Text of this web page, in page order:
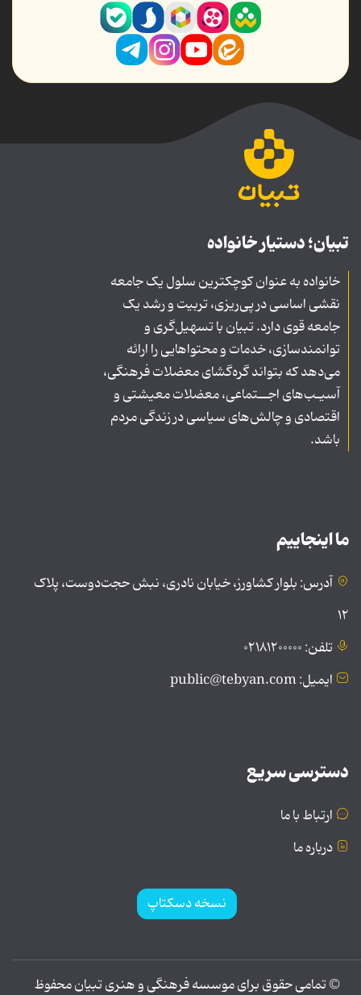
تبیان؛ دستیار خانواده
خانواده به عنوان کوچکترین سلول یک جامعه
نقشی اساسی در پی‌ریزی، تربیت و رشد یک
جامعه قوی دارد. تبیان با تسهیل‌گری و
توانمندسازی، خدمات و محتواهایی را ارائه
می‌دهد که بتواند گره‌گشای معضلات فرهنگی،
آسیـب‌های اجــتماعی، معضلات معیشتی و
اقتصادی و چالش‌های سیاسی در زندگی مردم
باشد.
ما اینجاییم
آدرس: بلوار کشاورز، خیابان نادری، نبش حجت‌دوست، پلاک
۱۲
تلفن: ۰۲۱۸۱۲۰۰۰۰۰
ایمیل: public@tebyan.com
دسترسی سریع
ارتباط با ما
درباره ما
نسخه دسکتاپ
© تمامی حقوق برای موسسه فرهنگی و هنری تبیان محفوظ